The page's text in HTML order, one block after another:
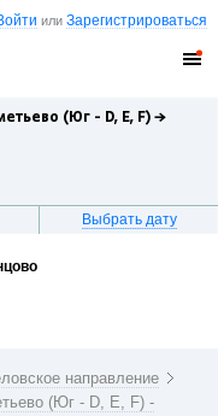
илиЗарегистрироваться
(Юг - D, E, F) →
Выбрать дату
направление
(Юг - D, E, F) -